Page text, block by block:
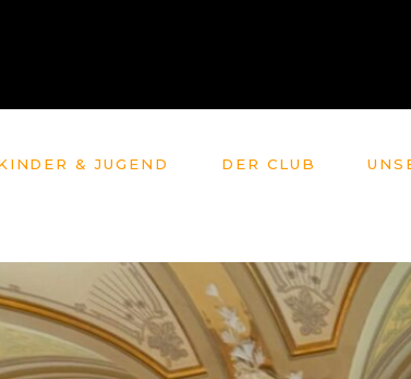
& JUGEND DER CLUB